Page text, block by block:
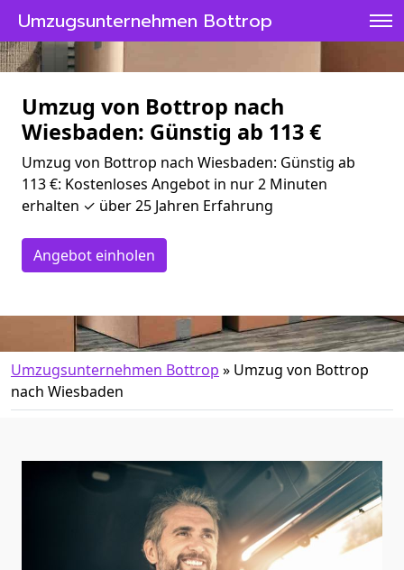
Umzugsunternehmen Bottrop
Umzug von Bottrop nach
Wiesbaden: Günstig ab 113 €
Umzug von Bottrop nach Wiesbaden: Günstig ab
113 €: Kostenloses Angebot in nur 2 Minuten
erhalten ✓ über 25 Jahren Erfahrung
Angebot einholen
Umzugsunternehmen Bottrop » Umzug von Bottrop
nach Wiesbaden